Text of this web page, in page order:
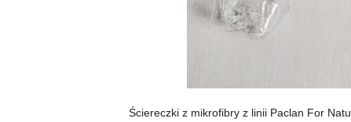
Ściereczki z mikrofibry z linii Paclan For